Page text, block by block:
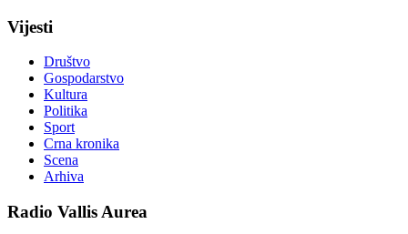
Vijesti
Društvo
Gospodarstvo
Kultura
Politika
Sport
Crna kronika
Scena
Arhiva
Radio Vallis Aurea